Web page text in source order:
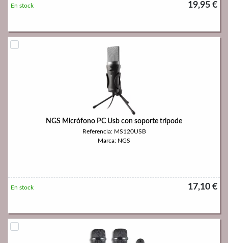
19,95 €
En stock
NGS Micrófono PC Usb con soporte tripode
Referencia: MS120USB
Marca: NGS
17,10 €
En stock